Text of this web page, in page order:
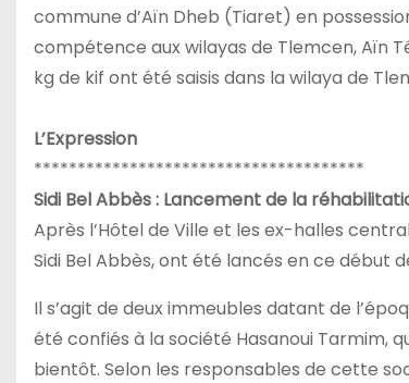
commune d’Aïn Dheb (Tiaret) en
compétence aux wilayas de Tlemcen, Aïn
kg de kif ont été saisis dans la wilaya de
L’Expression
**************************************
Sidi Bel Abbès : Lancement de la
Après l’Hôtel de Ville et les ex-halles
Sidi Bel Abbès, ont été lancés en ce début
Il s’agit de deux immeubles datant de
été confiés à la société Hasanoui Tarmim,
bientôt. Selon les responsables de cette